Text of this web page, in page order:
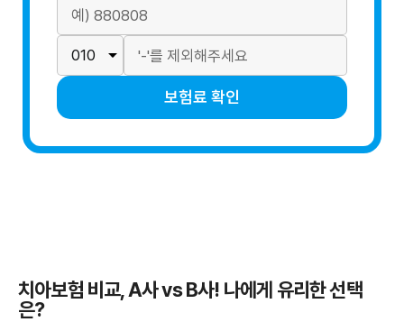
보험료 확인
치아보험 비교, A사 vs B사! 나에게 유리한 선택
은?